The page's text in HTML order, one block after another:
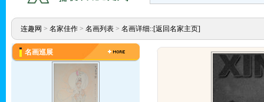
连趣网 > 名家佳作> 名画列表> 名画详细::[返回名家主页]
名画巡展